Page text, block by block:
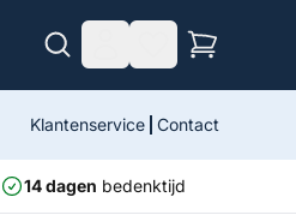
Klantenservice Contact
14 dagen bedenktijd